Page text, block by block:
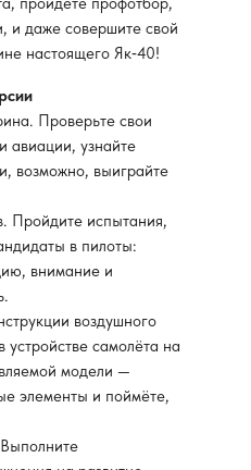
и даже совершите свой
настоящего Як‑40!
Проверьте свои
авиации, узнайте
возможно, выиграйте
Пройдите испытания,
в пилоты:
внимание и
воздушного
устройстве самолёта на
модели —
элементы и поймёте,